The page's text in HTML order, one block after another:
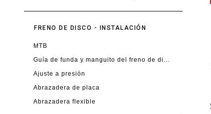
FRENO DE DISCO - INSTALACIÓN
MTB
Guía de funda y manguito del freno de disco
Ajuste a presión
Abrazadera de placa
Abrazadera flexible